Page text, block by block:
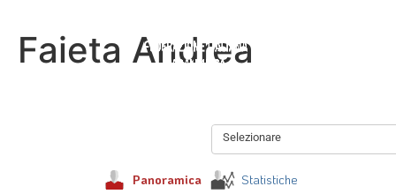
Faieta Andrea
Selezionare
Panoramica Statistiche